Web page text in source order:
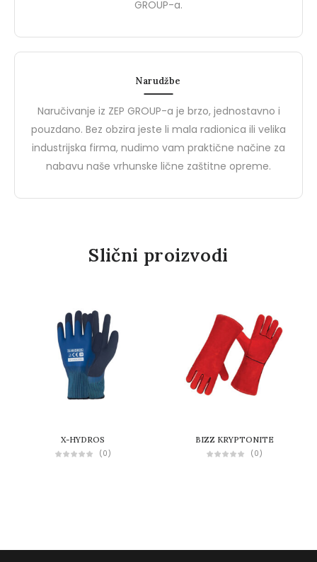
za Kvalitetnu i Pristupačnu
BIZZ, brend od ZEP Groupa,
predstavlja idealan spoj visoke
kvalitete i pristupačne cijene u
0
jednog od vodećih
zaštitnih cipela i
GROUP-a.
Narudžbe
Naručivanje iz ZEP GROUP-a je brzo, jednostavno i
pouzdano. Bez obzira jeste li mala radionica ili velika
industrijska firma, nudimo vam praktične načine za
nabavu naše vrhunske lične zaštitne opreme.
Slični proizvodi
X-HYDROS
(0)
BIZZ KRYPTONITE
(0)